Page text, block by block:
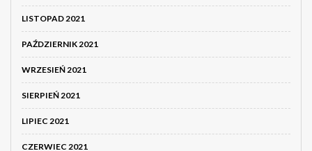
LISTOPAD 2021
PAŹDZIERNIK 2021
WRZESIEŃ 2021
SIERPIEŃ 2021
LIPIEC 2021
CZERWIEC 2021